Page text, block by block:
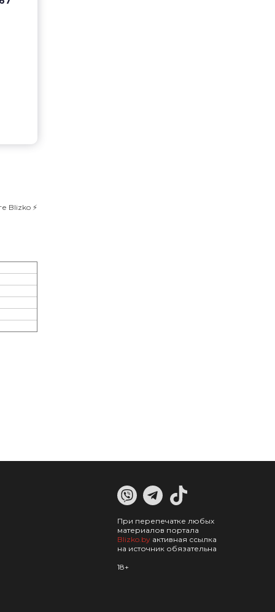
Blizko ⚡️
При перепечатке любых
материалов портала
Blizko.by активная ссылка
на источник обязательна
18+